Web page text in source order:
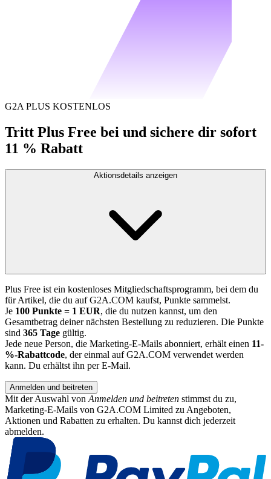
G2A PLUS KOSTENLOS
Tritt Plus Free bei und sichere dir sofort
11 % Rabatt
Aktionsdetails anzeigen
Plus Free ist ein kostenloses Mitgliedschaftsprogramm, bei dem du
für Artikel, die du auf G2A.COM kaufst, Punkte sammelst.
Je 100 Punkte = 1 EUR, die du nutzen kannst, um den
Gesamtbetrag deiner nächsten Bestellung zu reduzieren. Die Punkte
sind 365 Tage gültig.
Jede neue Person, die Marketing-E-Mails abonniert, erhält einen 11-
%-Rabattcode, der einmal auf G2A.COM verwendet werden
kann. Du erhältst ihn per E-Mail.
Anmelden und beitreten
Mit der Auswahl von Anmelden und beitreten stimmst du zu,
Marketing-E-Mails von G2A.COM Limited zu Angeboten,
Aktionen und Rabatten zu erhalten. Du kannst dich jederzeit
abmelden.